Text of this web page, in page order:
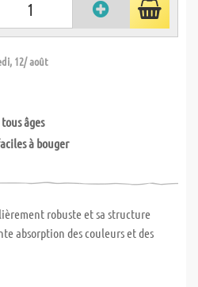
12/ août
âges
à bouger
robuste et sa structure
absorption des couleurs et des